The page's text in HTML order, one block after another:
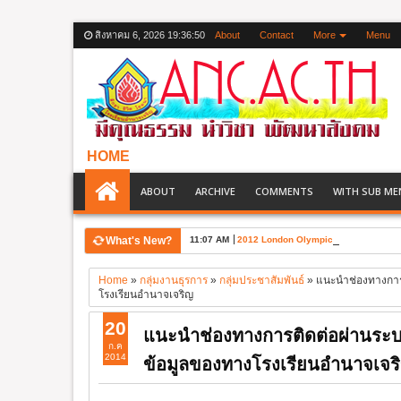
สิงหาคม 6, 2026 19:36:51 About Contact More Menu
HOME
ABOUT ARCHIVE COMMENTS WITH SUB
What's New? 11:07 AM 2012 London Olympic Games
Home » กลุ่มงานธุรการ» กลุ่มประชาสัมพันธ์» แนะนำช่องทางก
โรงเรียนอำนาจเจริญ
แนะนำช่องทางการติดต่อผ่านร
ข้อมูลของทางโรงเรียนอำนาจเจ
20
ก.ค
2014